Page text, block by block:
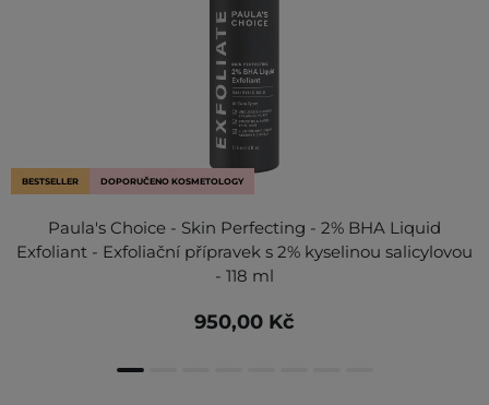
BESTSELLER DOPORUČENO KOSMETOLOGY
Paula's Choice - Skin Perfecting - 2% BHA Liquid
Exfoliant - Exfoliační přípravek s 2% kyselinou salicylovou
- 118 ml
950,00 Kč